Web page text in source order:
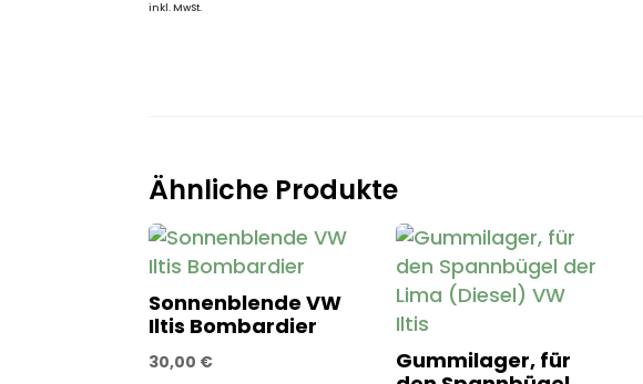
inkl. MwSt.
Ähnliche Produkte
Sonnenblende VW
Iltis Bombardier
30,00 €
Gummilager, für